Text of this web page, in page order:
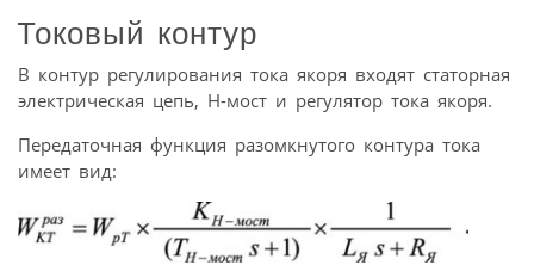
Токовый контур
В контур регулирования тока якоря входят статорная
электрическая цепь, H-мост и регулятор тока якоря.
Передаточная функция разомкнутого контура тока
имеет вид: